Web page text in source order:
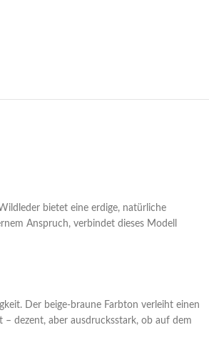
bietet eine erdige, natürliche
Anspruch, verbindet dieses Modell
Der beige-braune Farbton verleiht einen
dezent, aber ausdrucksstark, ob auf dem